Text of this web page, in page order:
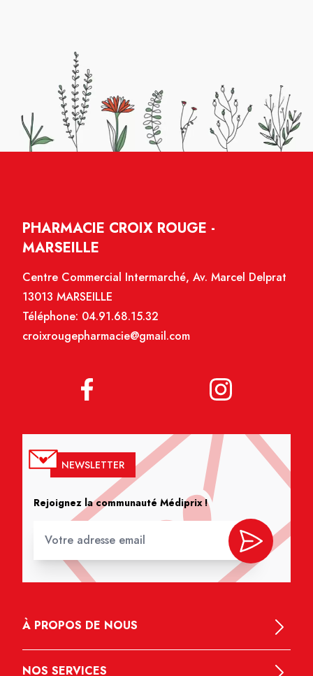
PHARMACIE CROIX ROUGE -
MARSEILLE
Centre Commercial Intermarché, Av. Marcel Delprat
13013 MARSEILLE
Téléphone: 04.91.68.15.32
croixrougepharmacie@gmail.com
NEWSLETTER
Rejoignez la communauté Médiprix !
À PROPOS DE NOUS
NOS SERVICES